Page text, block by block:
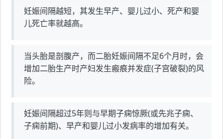
妊娠间隔越短，其发生早产、婴儿过小、死产和婴
儿死亡率就越高。
当头胎是剖腹产，而二胎妊娠间隔不足6个月时，会
增加二胎生产时产妇发生瘢痕并发症(子宫破裂)的风
险。
妊娠间隔超过5年则与早期子痫惊厥(或先兆子痫、
子痫前期)、早产和婴儿过小发病率的增加有关。